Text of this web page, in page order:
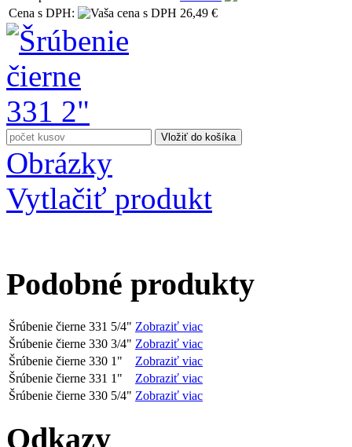
Cena s DPH:
26,49 €
Obrázky
Vytlačiť produkt
Podobné produkty
Šrúbenie čierne 331 5/4" Zobraziť viac
Šrúbenie čierne 330 3/4" Zobraziť viac
Šrúbenie čierne 330 1"
Zobraziť viac
Šrúbenie čierne 331 1"
Zobraziť viac
Šrúbenie čierne 330 5/4" Zobraziť viac
Odkazy